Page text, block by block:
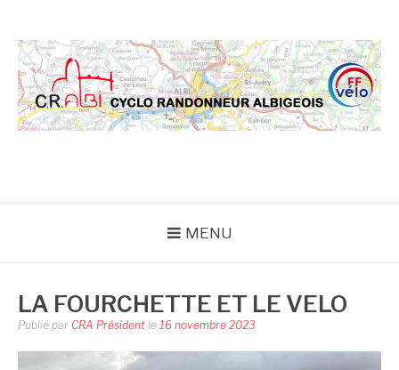
contenu
MENU
LA FOURCHETTE ET LE VELO
Publié par CRA Président le 16 novembre 2023